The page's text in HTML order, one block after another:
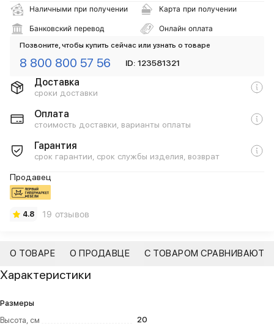
Наличными при получении Карта при получении
Банковский перевод Онлайн оплата
Позвоните, чтобы купить сейчас или узнать о товаре
8 800 800 57 56 ID: 123581321
Доставка
сроки доставки
Оплата
стоимость доставки, варианты оплаты
Гарантия
срок гарантии, срок службы изделия, возврат
Продавец
4.8 19 отзывов
О ТОВАРЕ О ПРОДАВЦЕ С ТОВАРОМ СРАВНИВАЮТ
Характеристики
Размеры
Высота, см
20